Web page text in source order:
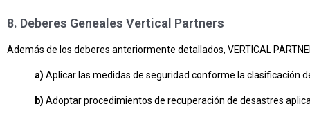
8. Deberes Geneales Vertical Partners
Además de los deberes anteriormente detallados, VERTICAL
a) Aplicar las medidas de seguridad conforme la clasificación
b) Adoptar procedimientos de recuperación de desastres